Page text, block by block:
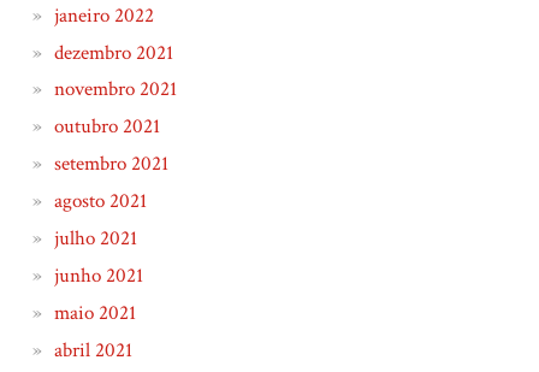
janeiro 2022
dezembro 2021
novembro 2021
outubro 2021
setembro 2021
agosto 2021
julho 2021
junho 2021
maio 2021
abril 2021